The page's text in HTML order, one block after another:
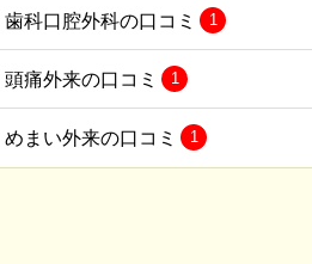
歯科口腔外科の口コミ 1
頭痛外来の口コミ 1
めまい外来の口コミ 1